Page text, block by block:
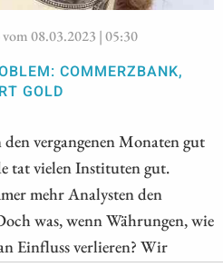
08.03.2023 | 05:30
COMMERZBANK,
GOLD
vergangenen Monaten gut
tat vielen Instituten gut.
mehr Analysten den
was, wenn Währungen, wie
Einfluss verlieren? Wir